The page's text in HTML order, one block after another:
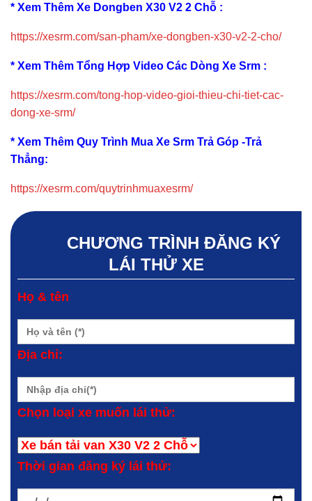
* Xem Thêm Xe Dongben X30 V2 2 Chỗ :
https://xesrm.com/san-pham/xe-dongben-x30-v2-2-cho/
* Xem Thêm Tổng Hợp Video Các Dòng Xe Srm :
https://xesrm.com/tong-hop-video-gioi-thieu-chi-tiet-cac-
dong-xe-srm/
* Xem Thêm Quy Trình Mua Xe Srm Trả Góp -Trả
Thẳng:
https://xesrm.com/quytrinhmuaxesrm/
CHƯƠNG TRÌNH ĐĂNG KÝ
LÁI THỬ XE
Họ & tên
Địa chỉ:
Chọn loại xe muốn lái thử:
Thời gian đăng ký lái thử: